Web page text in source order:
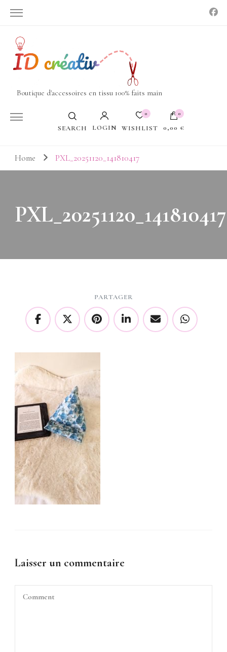
Boutique d'accessoires en tissu 100% faits main
SEARCH LOGIN
0
WISHLIST
0
0,00 €
Votre panier est vide.
Home PXL_20251120_141810417
PXL_20251120_141810417
PARTAGER
Laisser un commentaire